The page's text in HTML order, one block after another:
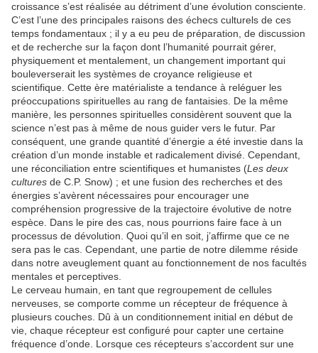
croissance s’est réalisée au détriment d’une évolution consciente.
C’est l’une des principales raisons des échecs culturels de ces
temps fondamentaux ; il y a eu peu de préparation, de discussion
et de recherche sur la façon dont l’humanité pourrait gérer,
physiquement et mentalement, un changement important qui
bouleverserait les systèmes de croyance religieuse et
scientifique. Cette ère matérialiste a tendance à reléguer les
préoccupations spirituelles au rang de fantaisies. De la même
manière, les personnes spirituelles considèrent souvent que la
science n’est pas à même de nous guider vers le futur. Par
conséquent, une grande quantité d’énergie a été investie dans la
création d’un monde instable et radicalement divisé. Cependant,
une réconciliation entre scientifiques et humanistes (Les deux
cultures de C.P. Snow) ; et une fusion des recherches et des
énergies s’avèrent nécessaires pour encourager une
compréhension progressive de la trajectoire évolutive de notre
espèce. Dans le pire des cas, nous pourrions faire face à un
processus de dévolution. Quoi qu’il en soit, j’affirme que ce ne
sera pas le cas. Cependant, une partie de notre dilemme réside
dans notre aveuglement quant au fonctionnement de nos facultés
mentales et perceptives.
Le cerveau humain, en tant que regroupement de cellules
nerveuses, se comporte comme un récepteur de fréquence à
plusieurs couches. Dû à un conditionnement initial en début de
vie, chaque récepteur est configuré pour capter une certaine
fréquence d’onde. Lorsque ces récepteurs s’accordent sur une